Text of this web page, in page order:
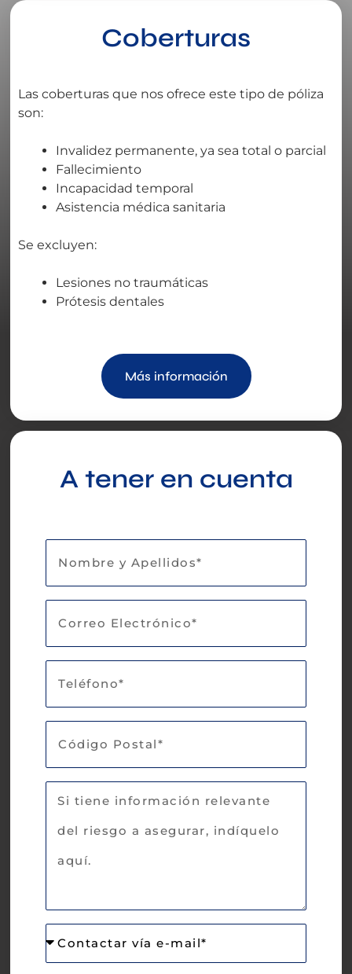
Coberturas
Las coberturas que nos ofrece este tipo de póliza
son:
Invalidez permanente, ya sea total o parcial
Fallecimiento
Incapacidad temporal
Asistencia médica sanitaria
Se excluyen:
Lesiones no traumáticas
Prótesis dentales
Más información
A tener en cuenta